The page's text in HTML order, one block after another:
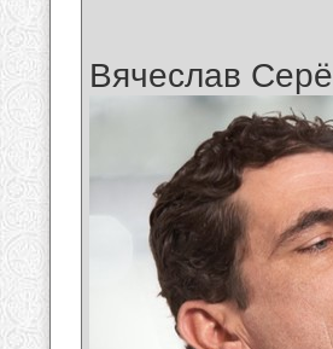
Вячеслав